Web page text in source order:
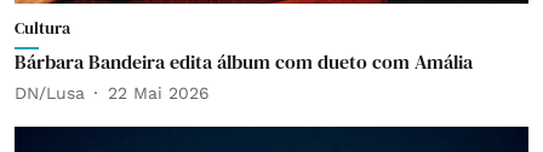
Cultura
Bárbara Bandeira edita álbum com dueto com Amália
DN/Lusa 22 Mai 2026